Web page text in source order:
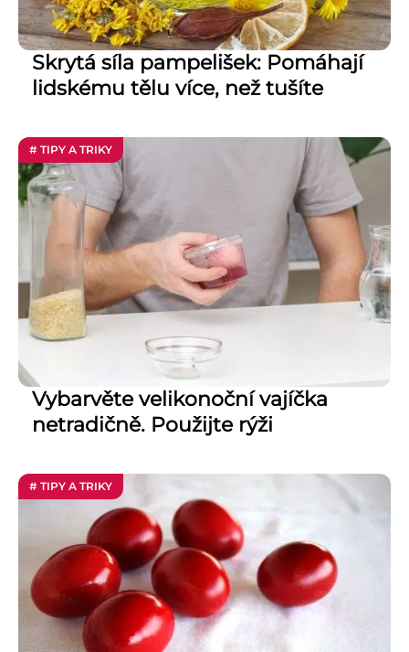
Skrytá síla pampelišek: Pomáhají
lidskému tělu více, než tušíte
# TIPY A TRIKY
Vybarvěte velikonoční vajíčka
netradičně. Použijte rýži
# TIPY A TRIKY